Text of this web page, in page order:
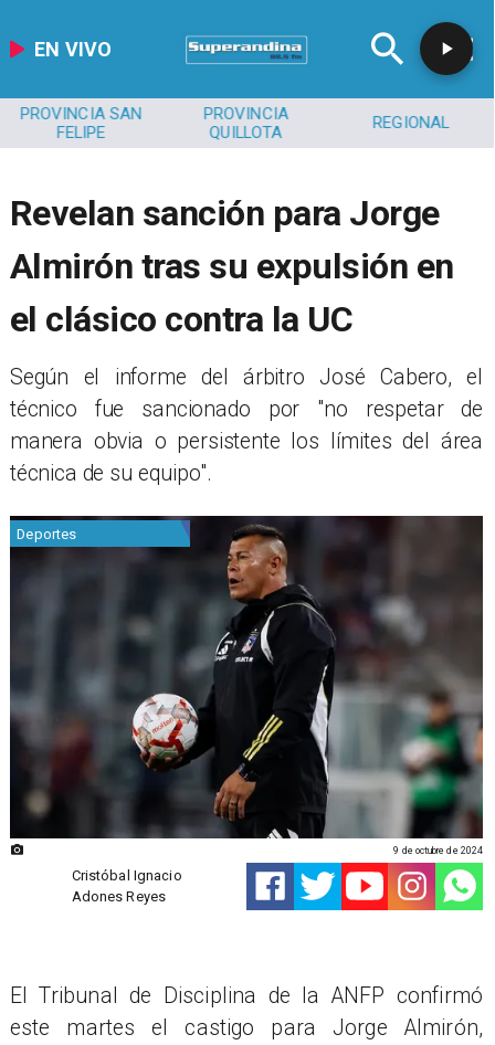
EN VIVO
PROVINCIA SAN
FELIPE
PROVINCIA
QUILLOTA
REGIONAL
Revelan sanción para Jorge
Almirón tras su expulsión en
el clásico contra la UC
​Según el informe del árbitro José Cabero, el
técnico fue sancionado por "no respetar de
manera obvia o persistente los límites del área
técnica de su equipo".
Deportes
Cristóbal Ignacio
Adones Reyes
9 de octubre de 2024
El Tribunal de Disciplina de la ANFP confirmó
este martes el castigo para Jorge Almirón,